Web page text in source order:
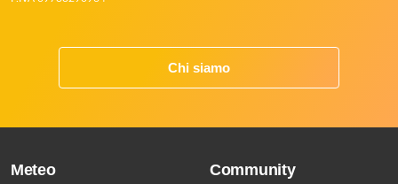
Chi siamo
Meteo Community